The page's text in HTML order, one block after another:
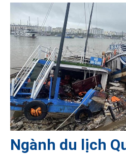
Ngành du lịch